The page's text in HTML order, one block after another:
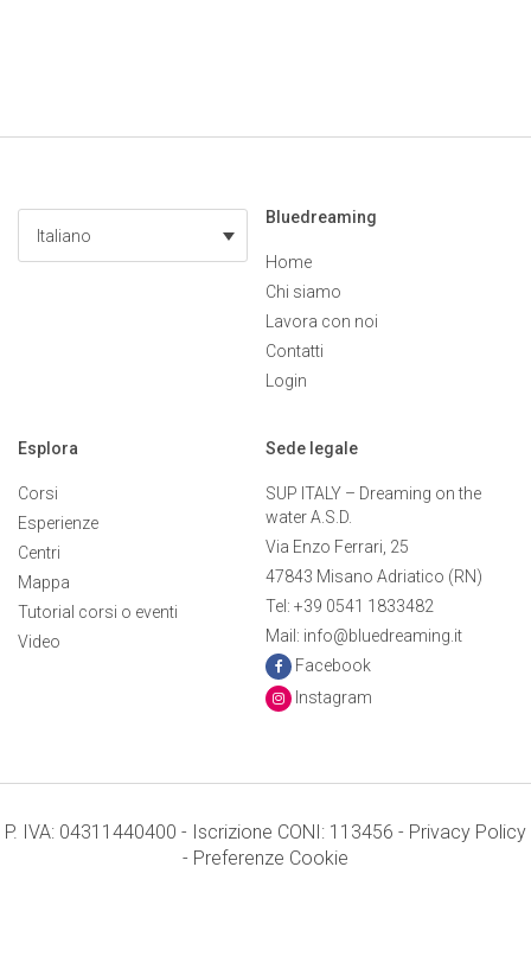
Italiano
Bluedreaming
Home
Chi siamo
Lavora con noi
Contatti
Login
Esplora
Corsi
Esperienze
Centri
Mappa
Tutorial corsi o eventi
Video
Sede legale
SUP ITALY – Dreaming on the
water A.S.D.
Via Enzo Ferrari, 25
47843 Misano Adriatico (RN)
Tel: +39 0541 1833482
Mail: info@bluedreaming.it
Facebook
Instagram
P. IVA: 04311440400 - Iscrizione CONI: 113456 - Privacy Policy
- Preferenze Cookie